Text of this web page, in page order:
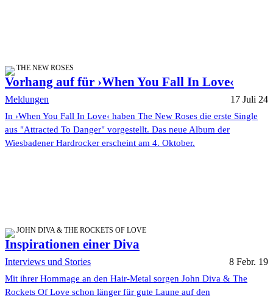
THE NEW ROSES
Vorhang auf für ›When You Fall In Love‹
Meldungen 17 Juli 24
In ›When You Fall In Love‹ haben The New Roses die erste Single
aus "Attracted To Danger" vorgestellt. Das neue Album der
Wiesbadener Hardrocker erscheint am 4. Oktober.
JOHN DIVA & THE ROCKETS OF LOVE
Inspirationen einer Diva
Interviews und Stories 8 Febr. 19
Mit ihrer Hommage an den Hair-Metal sorgen John Diva & The
Rockets Of Love schon länger für gute Laune auf den